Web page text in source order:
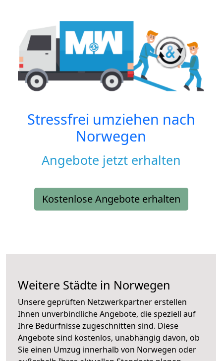
Stressfrei umziehen nach
Norwegen
Angebote jetzt erhalten
Kostenlose Angebote erhalten
Weitere Städte in Norwegen
Unsere geprüften Netzwerkpartner erstellen
Ihnen unverbindliche Angebote, die speziell auf
Ihre Bedürfnisse zugeschnitten sind. Diese
Angebote sind kostenlos, unabhängig davon, ob
Sie einen Umzug innerhalb von Norwegen oder